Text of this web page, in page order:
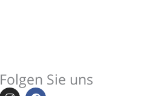
Folgen Sie uns
I F